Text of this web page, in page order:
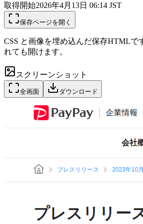
取得開始2026年4月13日 06:14 JST
保存ページを開く
CSS と画像を埋め込んだ保存HTMLで
れても開けます。
スクリーンショット
全画面 ダウンロード